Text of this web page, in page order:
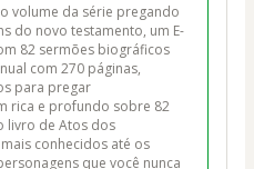
volume da série pregando
do novo testamento, um E-
82 sermões biográficos
com 270 páginas,
para pregar
rica e profundo sobre 82
livro de Atos dos
conhecidos até os
que você nunca